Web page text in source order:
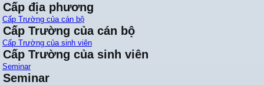
Cấp địa phương
Cấp Trường của cán bộ
Cấp Trường của cán bộ
Cấp Trường của sinh viên
Cấp Trường của sinh viên
Seminar
Seminar